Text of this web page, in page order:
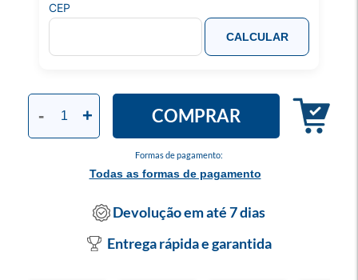
Formas de pagamento:
Todas as formas de pagamento
- + COMPRAR
CEP
CALCULAR
Devolução em até 7 dias
Entrega rápida e garantida